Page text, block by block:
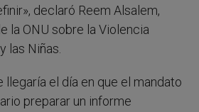
declaró Reem Alsalem,
la ONU sobre la Violencia
las Niñas.
llegaría el día en que el mandato
preparar un informe